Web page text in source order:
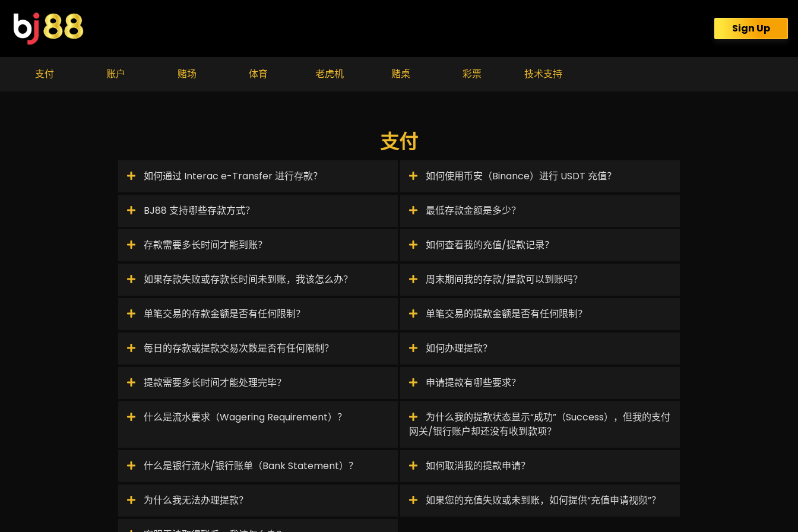
content
Sign Up
支付 账户 赌场 体育 老虎机 赌桌 彩票 技术支持
支付
如何通过 Interac e-Transfer 进行存款？ 如何使用币安（Binance）进行 USDT 充值？
BJ88 支持哪些存款方式？ 最低存款金额是多少？
存款需要多长时间才能到账？ 如何查看我的充值/提款记录？
如果存款失败或存款长时间未到账，我该怎么办？ 周末期间我的存款/提款可以到账吗？
单笔交易的存款金额是否有任何限制？ 单笔交易的提款金额是否有任何限制？
每日的存款或提款交易次数是否有任何限制？ 如何办理提款？
提款需要多长时间才能处理完毕？ 申请提款有哪些要求？
什么是流水要求（Wagering Requirement）？
为什么我的提款状态显示“成功”（Success），但我的支付
网关/银行账户却还没有收到款项？
什么是银行流水/银行账单（Bank Statement）？ 如何取消我的提款申请？
为什么我无法办理提款？ 如果您的充值失败或未到账，如何提供“充值申请视频”？